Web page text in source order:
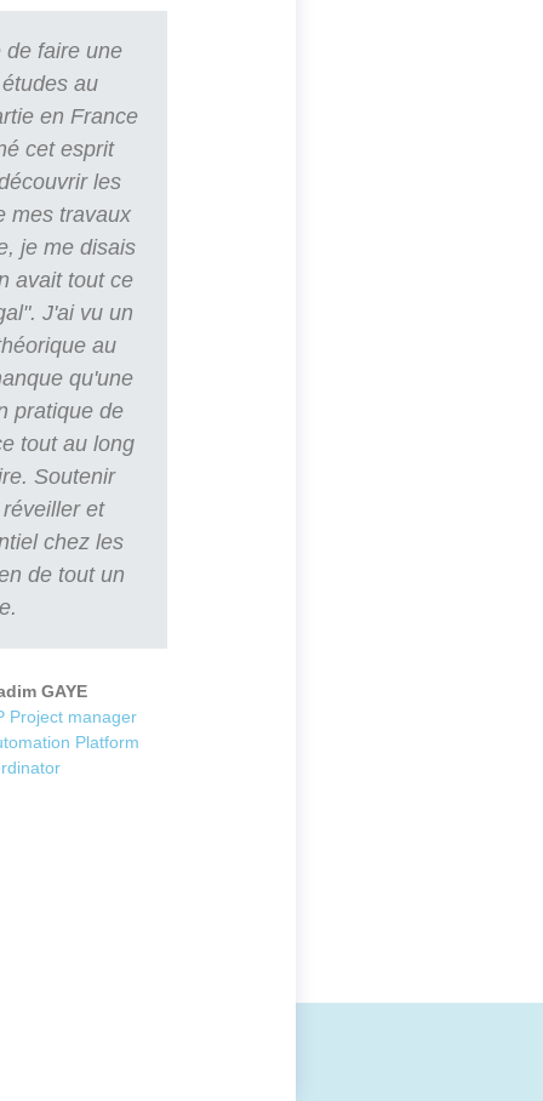
de faire une
au
en France
cet esprit
les
mes travaux
je me disais
avait tout ce
J'ai vu un
au
qu'une
pratique de
tout au long
Soutenir
et
chez les
de tout un
GAYE
Project manager
Platform